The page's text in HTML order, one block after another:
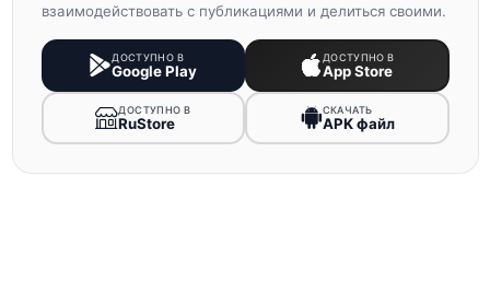
взаимодействовать с публикациями и делиться своими.
ДОСТУПНО В
Google Play
ДОСТУПНО В
App Store
ДОСТУПНО В
RuStore
СКАЧАТЬ
APK файл